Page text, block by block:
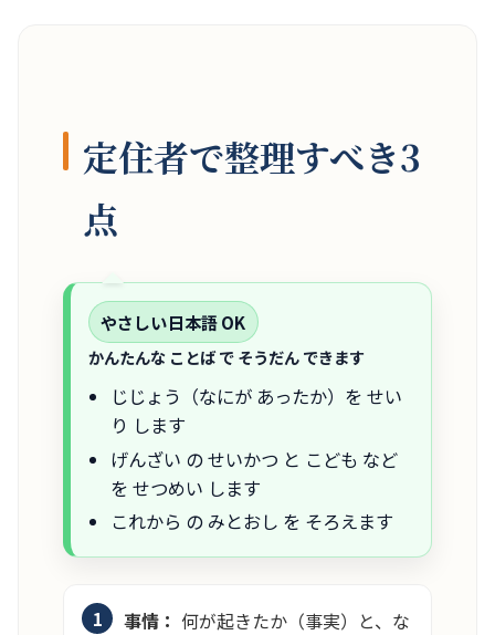
定住者で整理すべき3
点
やさしい日本語 OK
かんたんな ことば で そうだん できます
じじょう（なにが あったか）を せい
り します
げんざい の せいかつ と こども など
を せつめい します
これから の みとおし を そろえます
事情： 何が起きたか（事実）と、な